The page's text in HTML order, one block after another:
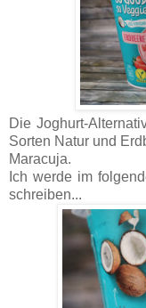
Die Joghurt-
Sorten Natur und
Maracuja.
Ich werde im
schreiben...